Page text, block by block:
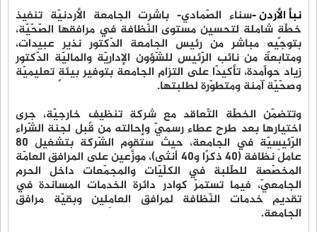
نبأ الأردن -سناء الصّمادي- باشرت الجامعة الأردنيّة تنفيذ
خطّةٍ شاملة لتحسين مستوى النّظافة في مرافقها الصّحّيّة،
بتوجيهٍ مباشر من رئيس الجامعة الدّكتور نذير عبيدات،
ومتابعةٍ من نائب الرّئيس للشّؤون الإداريّة والماليّة الدّكتور
زياد حوامدة، تأكيدًا على التزام الجامعة بتوفير بيئةٍ تعليميّة
وصحّيّة آمنة ومتطوّرة لطلبتها.
وتتضمّن الخطّة التّعاقد مع شركة تنظيفٍ خارجيّة، جرى
اختيارها بعد طرح عطاء رسميّ وإحالته من قبل لجنة الشّراء
الرّئيسيّة في الجامعة، حيث ستقوم الشّركة بتشغيل 80
عاملَ نظافة (40 ذكرًا و40 أنثى)، موزَّعين على المرافق العامّة
المخصّصة للطّلبة في الكلّيّات والمجمّعات داخل الحرم
الجامعيّ، فيما تستمرّ كوادر دائرة الخدمات المساندة في
تقديم خدمات النّظافة لمرافق العامِلين وبقيّة مرافق
الجامعة.